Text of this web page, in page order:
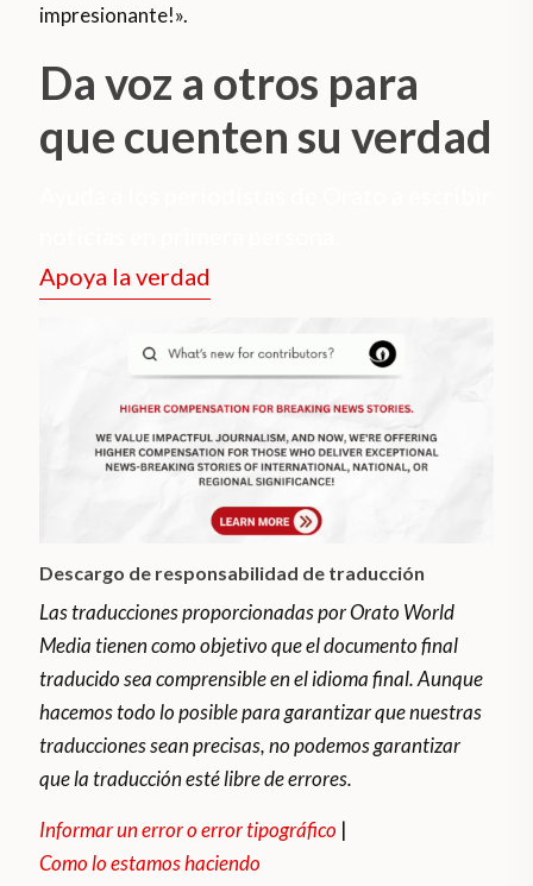
impresionante!».
Da voz a otros para
que cuenten su verdad
Apoya la verdad
Descargo de responsabilidad de traducción
Las traducciones proporcionadas por Orato World
Media tienen como objetivo que el documento final
traducido sea comprensible en el idioma final. Aunque
hacemos todo lo posible para garantizar que nuestras
traducciones sean precisas, no podemos garantizar
que la traducción esté libre de errores.
Informar un error o error tipográfico |
Como lo estamos haciendo